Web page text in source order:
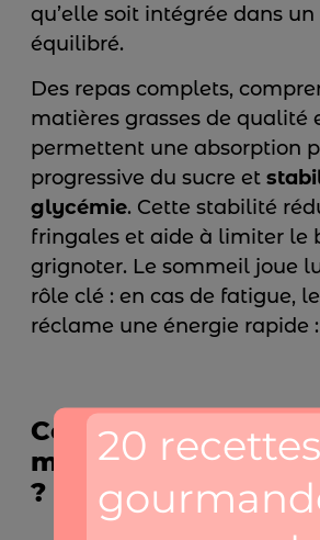
qu’elle soit intégrée dans un
équilibré.
Des repas complets,
matières grasses de qualité
permettent une absorption
progressive du sucre et
glycémie. Cette stabilité
fringales et aide à limiter le
grignoter. Le sommeil joue
rôle clé : en cas de fatigue,
réclame une énergie rapide
Comment relancer le
métabolisme à la
?